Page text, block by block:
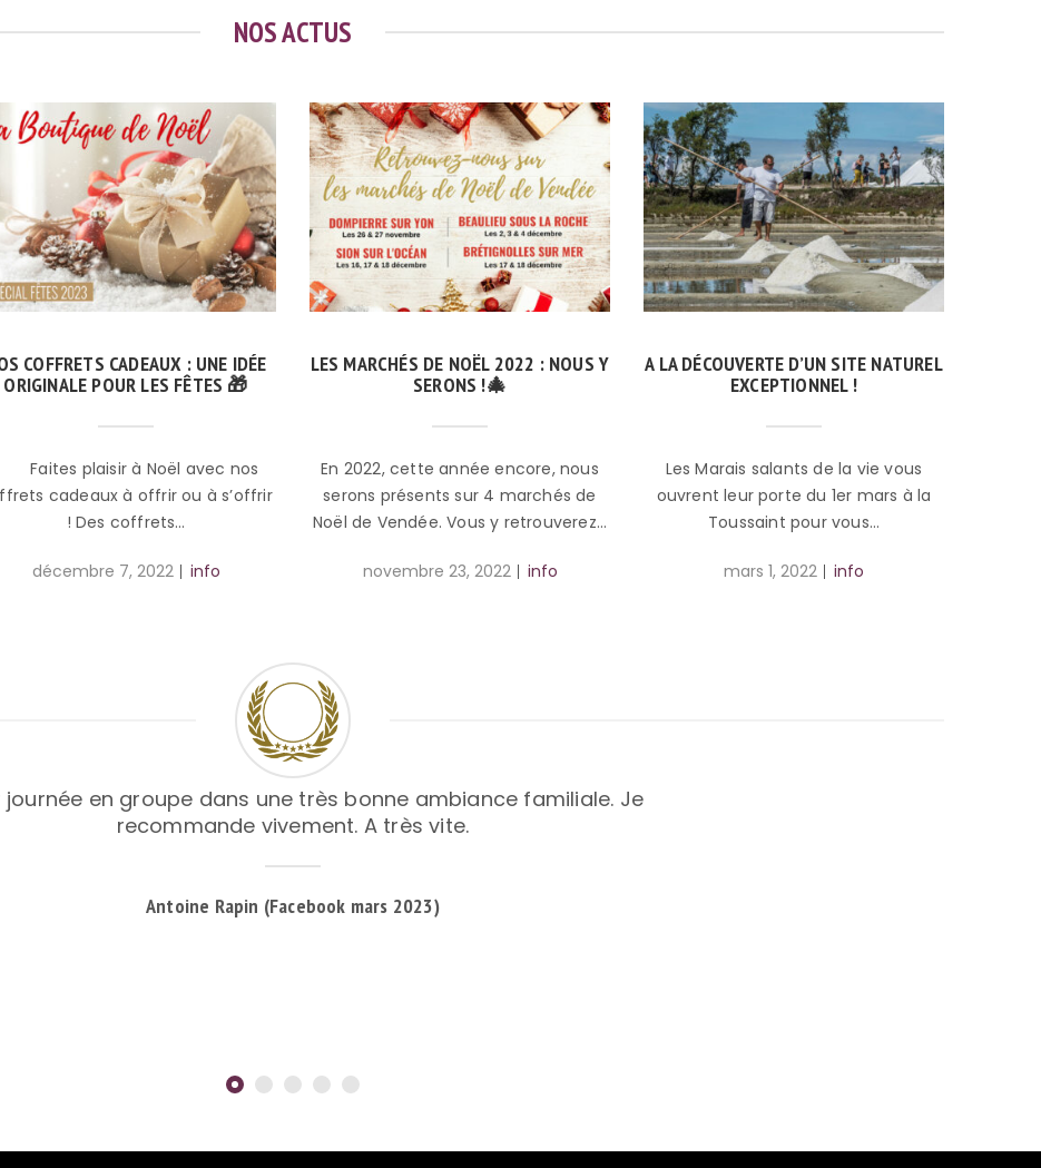
NOS ACTUS
COFFRETS CADEAUX : UNE IDÉE
ORIGINALE POUR LES FÊTES 🎁
Faites plaisir à Noël avec nos
cadeaux à offrir ou à s’offrir
! Des coffrets…
décembre 7, 2022 info
LES MARCHÉS DE NOËL 2022 : NOUS Y
SERONS !🎄
En 2022, cette année encore, nous
serons présents sur 4 marchés de
Noël de Vendée. Vous y retrouverez…
novembre 23, 2022 info
A LA DÉCOUVERTE D’UN SITE NATUREL
EXCEPTIONNEL !
Les Marais salants de la vie vous
ouvrent leur porte du 1er mars à la
Toussaint pour vous…
mars 1, 2022 info
journée en groupe dans une très bonne ambiance familiale. Je
recommande vivement. A très vite.
Antoine Rapin (Facebook mars 2023)